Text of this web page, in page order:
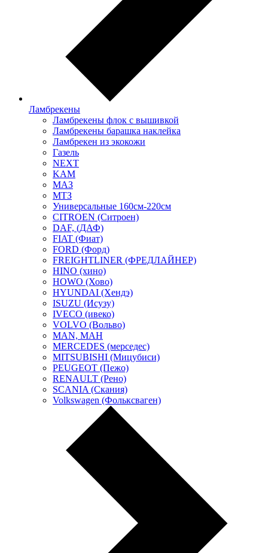
Ламбрекены
Ламбрекены флок с вышивкой
Ламбрекены барашка наклейка
Ламбрекен из экокожи
Газель
NEXT
KAM
МАЗ
МТЗ
Универсальные 160см-220см
CITROEN (Ситроен)
DAF, (ДАФ)
FIAT (Фиат)
FORD (Форд)
FREIGHTLINER (ФРЕДЛАЙНЕР)
HINO (хино)
HOWO (Хово)
HYUNDAI (Хендэ)
ISUZU (Исузу)
IVECO (ивеко)
VOLVO (Вольво)
MAN, МАН
MERCEDES (мерседес)
MITSUBISHI (Мицубиси)
PEUGEOT (Пежо)
RENAULT (Рено)
SCANIA (Скания)
Volkswagen (Фольксваген)